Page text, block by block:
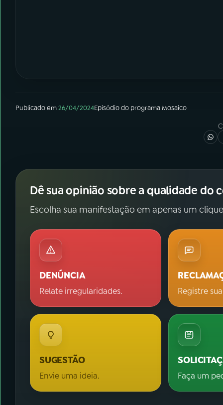
Publicado em26/04/2024Episódiodo programa Mosaico
Dê sua opinião sobre a qualidade do
Escolha sua manifestação em apenas um
DENÚNCIA
Relate irregularidades. Registre
SUGESTÃO
Envie uma ideia. Faça um